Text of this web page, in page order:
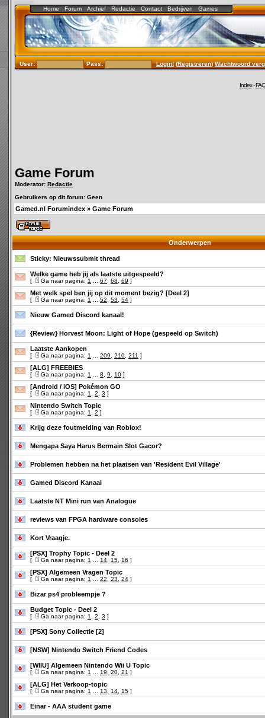
Home Forum Archief Redactie Contact Bedrijven Games
User: Pass: Login!(Registreren)Wachtwoord
Index-FAQ
Game Forum
Moderator: Redactie
Gebruikers op dit forum: Geen
Gamed.nl Forumindex » Game Forum
Onderwerpen
Sticky: Nieuwssubmit thread
Welke game heb jij als laatste uitgespeeld?
[ Ga naar pagina: 1 67 68 69 ]
Met welk spel ben jij op dit moment bezig? [Deel 2]
[ Ga naar pagina: 1 52 53 54 ]
Nieuw Gamed Discord kanaal!
{Review} Horvest Moon: Light of Hope (gespeeld op Switch)
Laatste Aankopen
[ Ga naar pagina: 1 209 210 211 ]
[ALG] FREEBIES
[ Ga naar pagina: 1 8 9 10 ]
[Android / iOS] Pokémon GO
[ Ga naar pagina: 1 2 3 ]
Nintendo Switch Topic
[ Ga naar pagina: 1 2 ]
Krijg deze foutmelding van Roblox!
Mengapa Saya Harus Bermain Slot Gacor?
Problemen hebben na het plaatsen van 'Resident Evil Village'
Gamed Discord Kanaal
Laatste NT Mini run van Analogue
reviews van FPGA hardware consoles
Kort Vraagje.
[PSX] Trophy Topic - Deel 2
[ Ga naar pagina: 1 14 15 16 ]
[PSX] Algemeen Vragen Topic
[ Ga naar pagina: 1 22 23 24 ]
Bizar ps4 probleempje ?
Budget Topic - Deel 2
[ Ga naar pagina: 1 2 3 ]
[PSX] Sony Collectie [2]
[NSW] Nintendo Switch Friend Codes
[WIIU] Algemeen Nintendo Wii U Topic
[ Ga naar pagina: 1 19 20 21 ]
[ALG] Het Verkoop-topic
[ Ga naar pagina: 1 13 14 15 ]
Einar - AAA student game